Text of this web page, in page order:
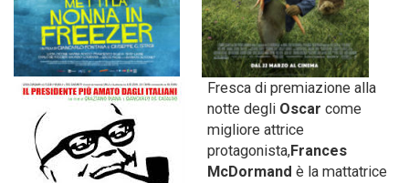
Fresca di premiazione alla
notte degli Oscar come
migliore attrice
protagonista,Frances
McDormand è la mattatrice